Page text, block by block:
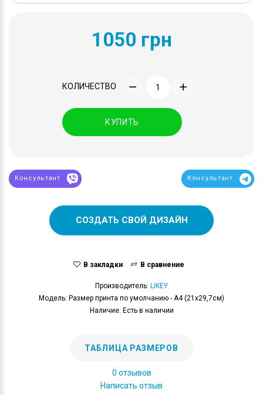
1050 грн
КОЛИЧЕСТВО
КУПИТЬ
Консультант Консультант
СОЗДАТЬ СВОЙ ДИЗАЙН
В закладки В сравнение
Производитель: LIKEY
Модель: Размер принта по умолчанию - А4 (21x29,7см)
Наличие: Есть в наличии
ТАБЛИЦА РАЗМЕРОВ
0 отзывов
Написать отзыв